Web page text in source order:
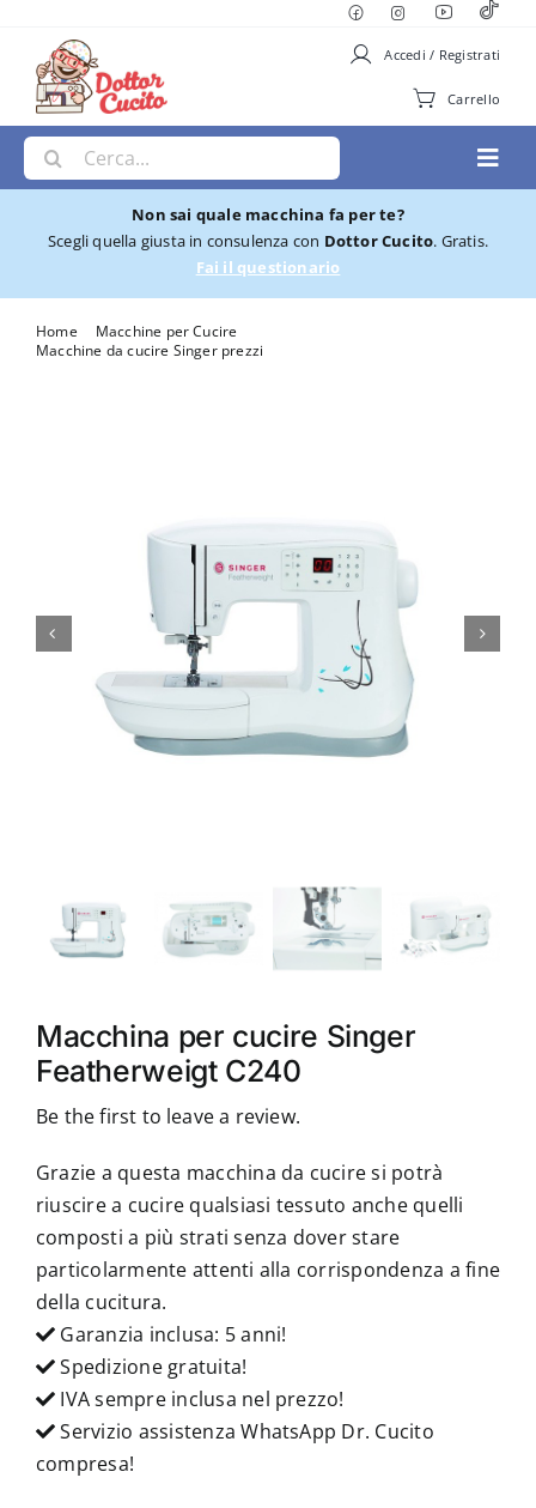
contenuto
Accedi / Registrati
Carrello
Cerca
per:
Macchine per Cucire
Ricamatrici
Piedini
Contatti
Non sai quale macchina fa per te?
Scegli quella giusta in consulenza con Dottor Cucito. Gratis.
Fai il questionario
Home
Macchine per Cucire
Macchine da cucire Singer prezzi
Macchina per cucire Singer
Featherweigt C240
Be the first to leave a review.
Grazie a questa macchina da cucire si potrà
riuscire a cucire qualsiasi tessuto anche quelli
composti a più strati senza dover stare
particolarmente attenti alla corrispondenza a fine
della cucitura.
Garanzia inclusa: 5 anni!
Spedizione gratuita!
IVA sempre inclusa nel prezzo!
Servizio assistenza WhatsApp Dr. Cucito
compresa!